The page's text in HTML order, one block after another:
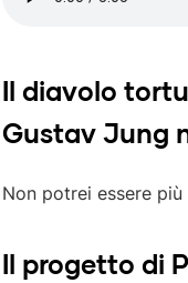
Il diavolo
Gustav Jung
Non potrei essere più
Il progetto di